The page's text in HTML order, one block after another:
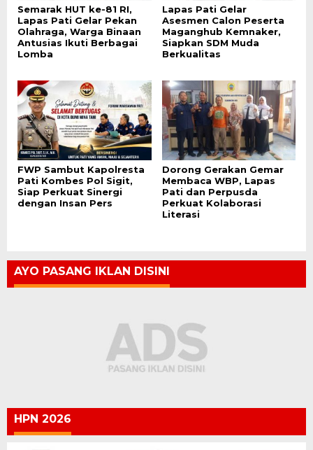
Semarak HUT ke-81 RI,
Lapas Pati Gelar Pekan
Olahraga, Warga Binaan
Antusias Ikuti Berbagai
Lomba
Lapas Pati Gelar
Asesmen Calon Peserta
Maganghub Kemnaker,
Siapkan SDM Muda
Berkualitas
FWP Sambut Kapolresta
Pati Kombes Pol Sigit,
Siap Perkuat Sinergi
dengan Insan Pers
Dorong Gerakan Gemar
Membaca WBP, Lapas
Pati dan Perpusda
Perkuat Kolaborasi
Literasi
AYO PASANG IKLAN DISINI
HPN 2026